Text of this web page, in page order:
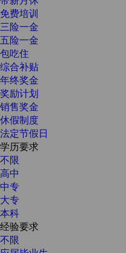
免费培训
三险一金
五险一金
包吃住
综合补贴
年终奖金
奖励计划
销售奖金
休假制度
法定节假日
学历要求
不限
高中
中专
大专
本科
经验要求
不限